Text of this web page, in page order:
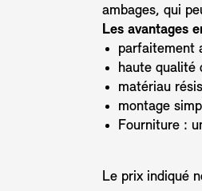
ambages, qui
Les avantages
parfaitement
haute qualité
matériau
montage
Fourniture :
Le prix indiqué